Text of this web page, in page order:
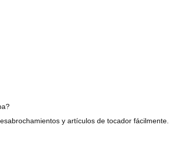
y artículos de tocador fácilmente.